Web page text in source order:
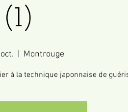
(1)
Montrouge
à la technique japonnaise de